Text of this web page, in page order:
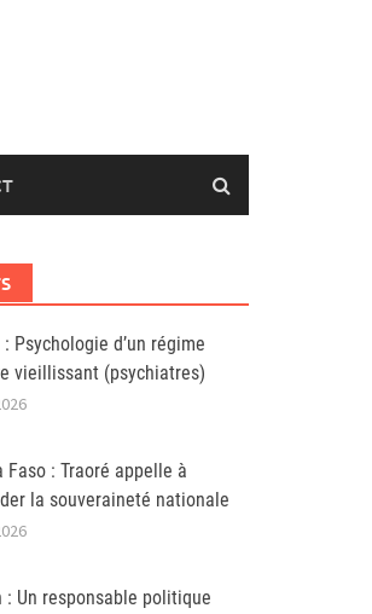
Psychologie d’un régime
vieillissant (psychiatres)
Faso : Traoré appelle à
la souveraineté nationale
: Un responsable politique